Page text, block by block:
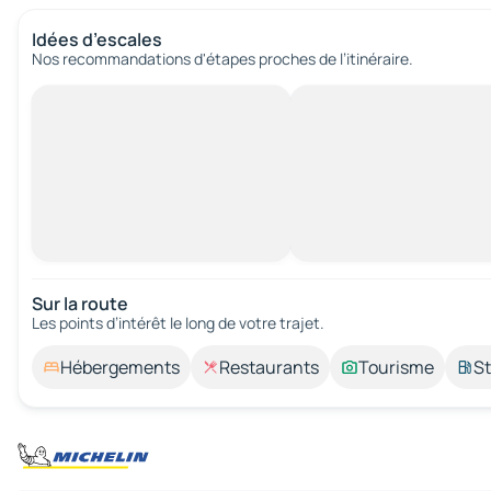
Idées d’escales
Nos recommandations d'étapes proches de l’itinéraire.
Sur la route
Les points d’intérêt le long de votre trajet.
Hébergements Restaurants Tourisme